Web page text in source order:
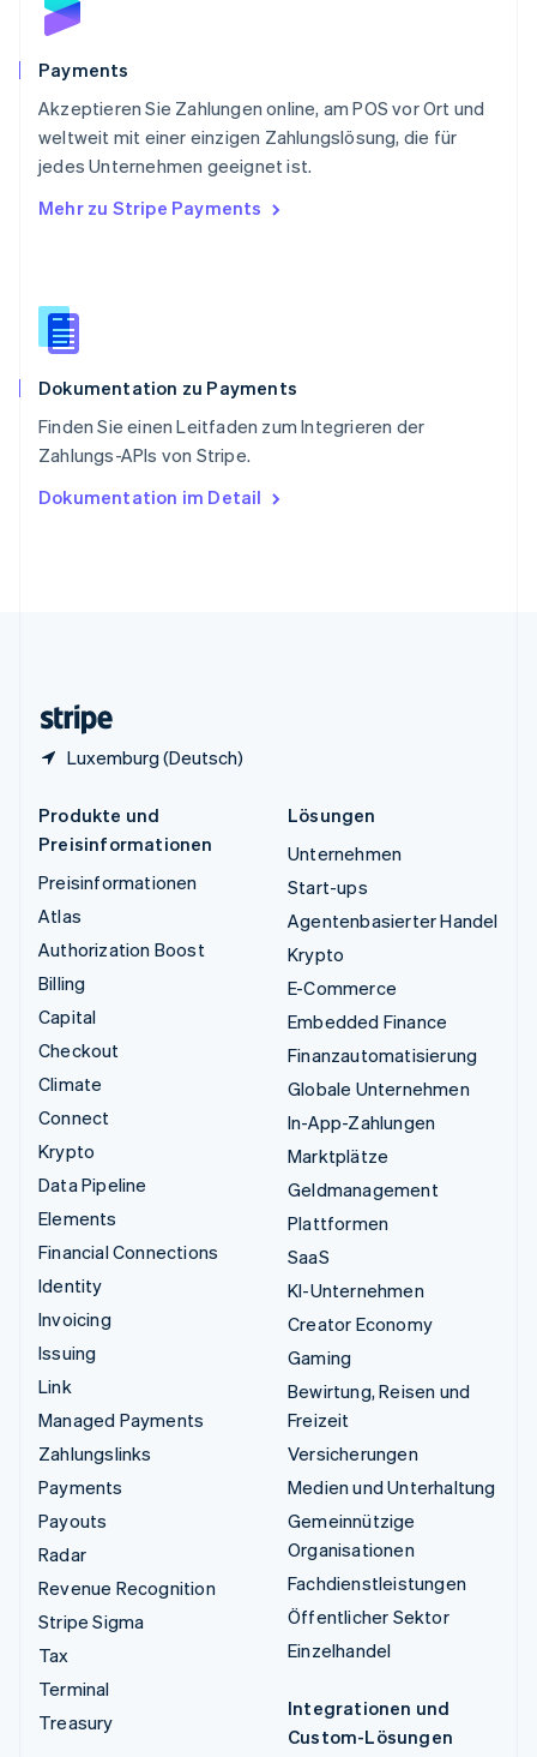
Payments
Akzeptieren Sie Zahlungen online, am POS vor Ort und
weltweit mit einer einzigen Zahlungslösung, die für
jedes Unternehmen geeignet ist.
Mehr zu Stripe Payments
Dokumentation zu Payments
Finden Sie einen Leitfaden zum Integrieren der
Zahlungs-APIs von Stripe.
Dokumentation im Detail
Luxemburg (Deutsch)
Schweden
Schweiz
Singapur
English简体中文
Slowakei
Slowenien
English
Spanien
Thailand
Tschechische Republik
English
English
Produkte und
Preisinformationen
Preisinformationen
Atlas
Authorization Boost
Billing
Capital
Checkout
Climate
Connect
Krypto
Data Pipeline
Elements
Financial Connections
Identity
Invoicing
Issuing
Link
Managed Payments
Zahlungslinks
Payments
Payouts
Radar
Revenue Recognition
Stripe Sigma
Tax
Terminal
Treasury
Lösungen
Unternehmen
Start-ups
Agentenbasierter Handel
Krypto
E-Commerce
Embedded Finance
Finanzautomatisierung
Globale Unternehmen
In-App-Zahlungen
Marktplätze
Geldmanagement
Plattformen
SaaS
KI-Unternehmen
Creator Economy
Gaming
Bewirtung, Reisen und
Freizeit
Versicherungen
Medien und Unterhaltung
Gemeinnützige
Organisationen
Fachdienstleistungen
Öffentlicher Sektor
Einzelhandel
Integrationen und
Custom-Lösungen